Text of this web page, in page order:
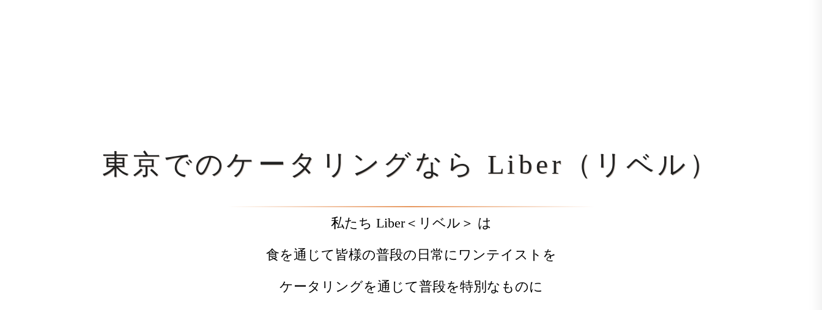
東京でのケータリングなら Liber（リベル）
私たち Liber＜リベル＞ は
食を通じて皆様の普段の日常にワンテイストを
ケータリングを通じて普段を特別なものに